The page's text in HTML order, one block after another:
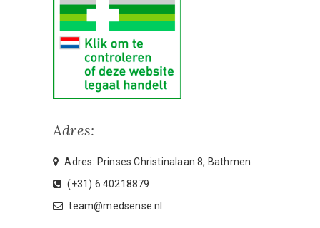
Adres:
Adres: Prinses Christinalaan 8, Bathmen
(+31) 6 40218879
team@medsense.nl